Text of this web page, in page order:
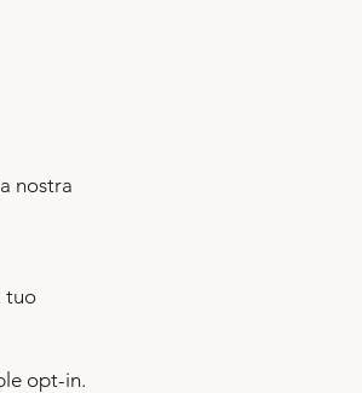
nostra
tuo
opt-in.